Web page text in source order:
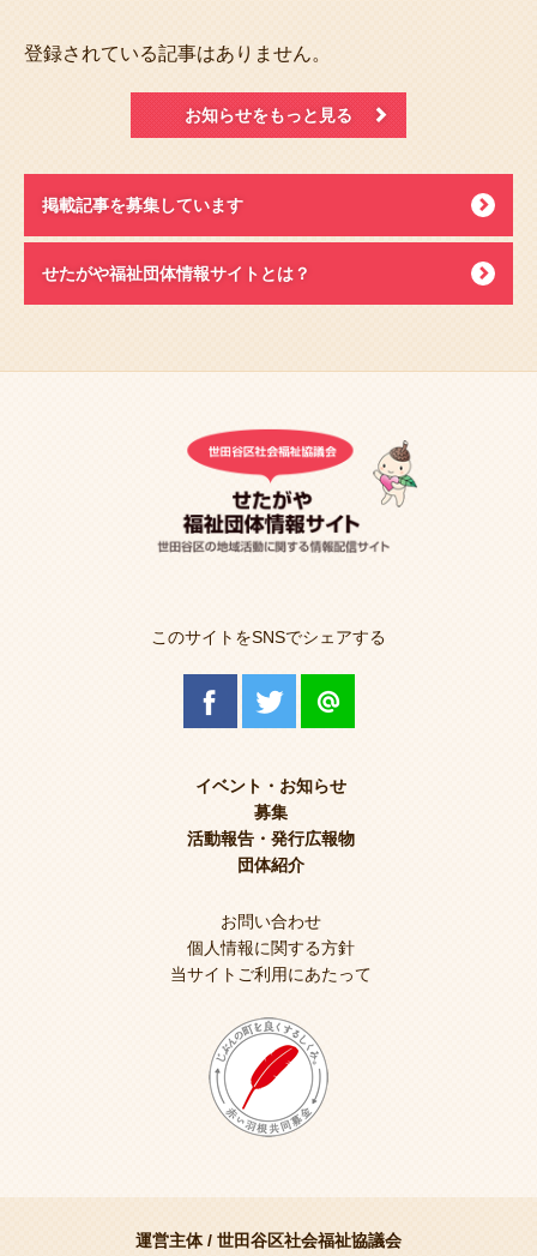
登録されている記事はありません。
お知らせをもっと見る
掲載記事を募集しています
せたがや福祉団体情報サイトとは？
このサイトをSNSでシェアする
イベント・お知らせ
募集
活動報告・発行広報物
団体紹介
お問い合わせ
個人情報に関する方針
当サイトご利用にあたって
運営主体 / 世田谷区社会福祉協議会